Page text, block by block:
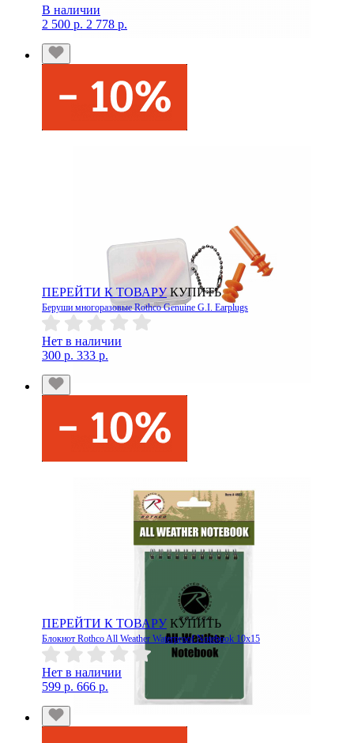
В наличии
2 500 р. 2 778 р.
ПЕРЕЙТИ К ТОВАРУ КУПИТЬ
Беруши многоразовые Rothco Genuine G.I. Earplugs
Нет в наличии
300 р. 333 р.
ПЕРЕЙТИ К ТОВАРУ КУПИТЬ
Блокнот Rothco All Weather Waterproof Notebook 10x15
Нет в наличии
599 р. 666 р.